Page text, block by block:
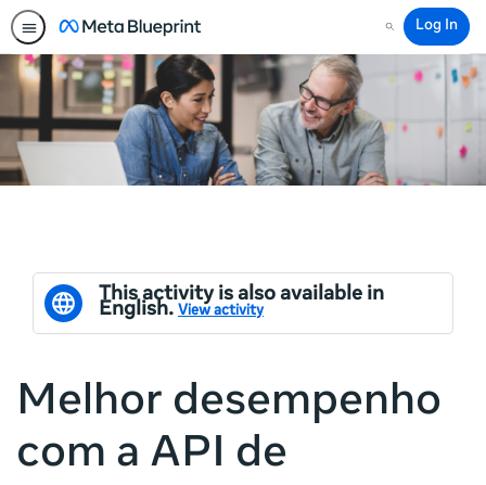
Search
Log In
This activity is also available in
English. View activity
Melhor desempenho
com a API de